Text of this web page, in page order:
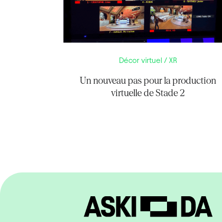
Décor virtuel / XR
Un nouveau pas pour la production
virtuelle de Stade 2